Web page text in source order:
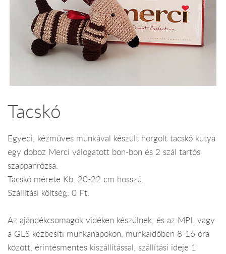
Tacskó
Egyedi, kézműves munkával készült horgolt tacskó kutya
egy doboz Merci válogatott bon-bon és 2 szál tartós
szappanrózsa.
Tacskó mérete Kb. 20-22 cm hosszú.
Szállítási költség: 0 Ft.
Az ajándékcsomagok vidéken készülnek, és az MPL vagy
a GLS kézbesíti munkanapokon, munkaidőben 8-16 óra
között, érintésmentes kiszállítással, szállítási ideje 1